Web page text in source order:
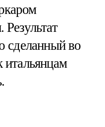
Результат
сделанный во
итальянцам